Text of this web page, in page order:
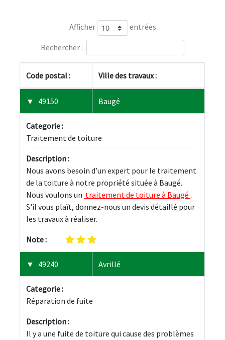
Afficher entrées
Rechercher :
Code postal : Ville des travaux :
49150 Baugé
Categorie :
Traitement de toiture
Description :
Nous avons besoin d’un expert pour le traitement
de la toiture à notre propriété située à Baugé.
Nous voulons un traitement de toiture à Baugé .
S'il vous plaît, donnez-nous un devis détaillé pour
les travaux à réaliser.
Note :
49240 Avrillé
Categorie :
Réparation de fuite
Description :
Il y a une fuite de toiture qui cause des problèmes